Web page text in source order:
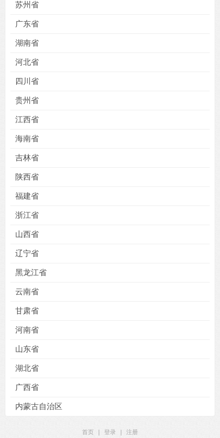
苏州省
广东省
湖南省
河北省
四川省
贵州省
江西省
海南省
吉林省
陕西省
福建省
浙江省
山西省
辽宁省
黑龙江省
云南省
甘肃省
河南省
山东省
湖北省
广西省
内蒙古自治区
首页 登录 注册